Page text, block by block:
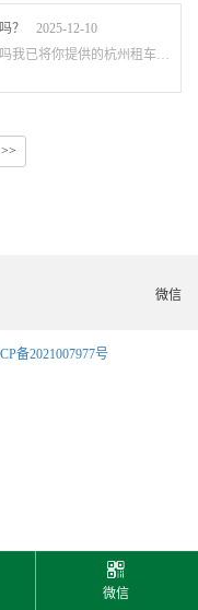
？
2025-12-10
杭州租车包车有推荐的吗我已将你提供的杭州租车包车公司信息整理成更清晰的推荐列表，···
>>
微信
备2021007977号
微信